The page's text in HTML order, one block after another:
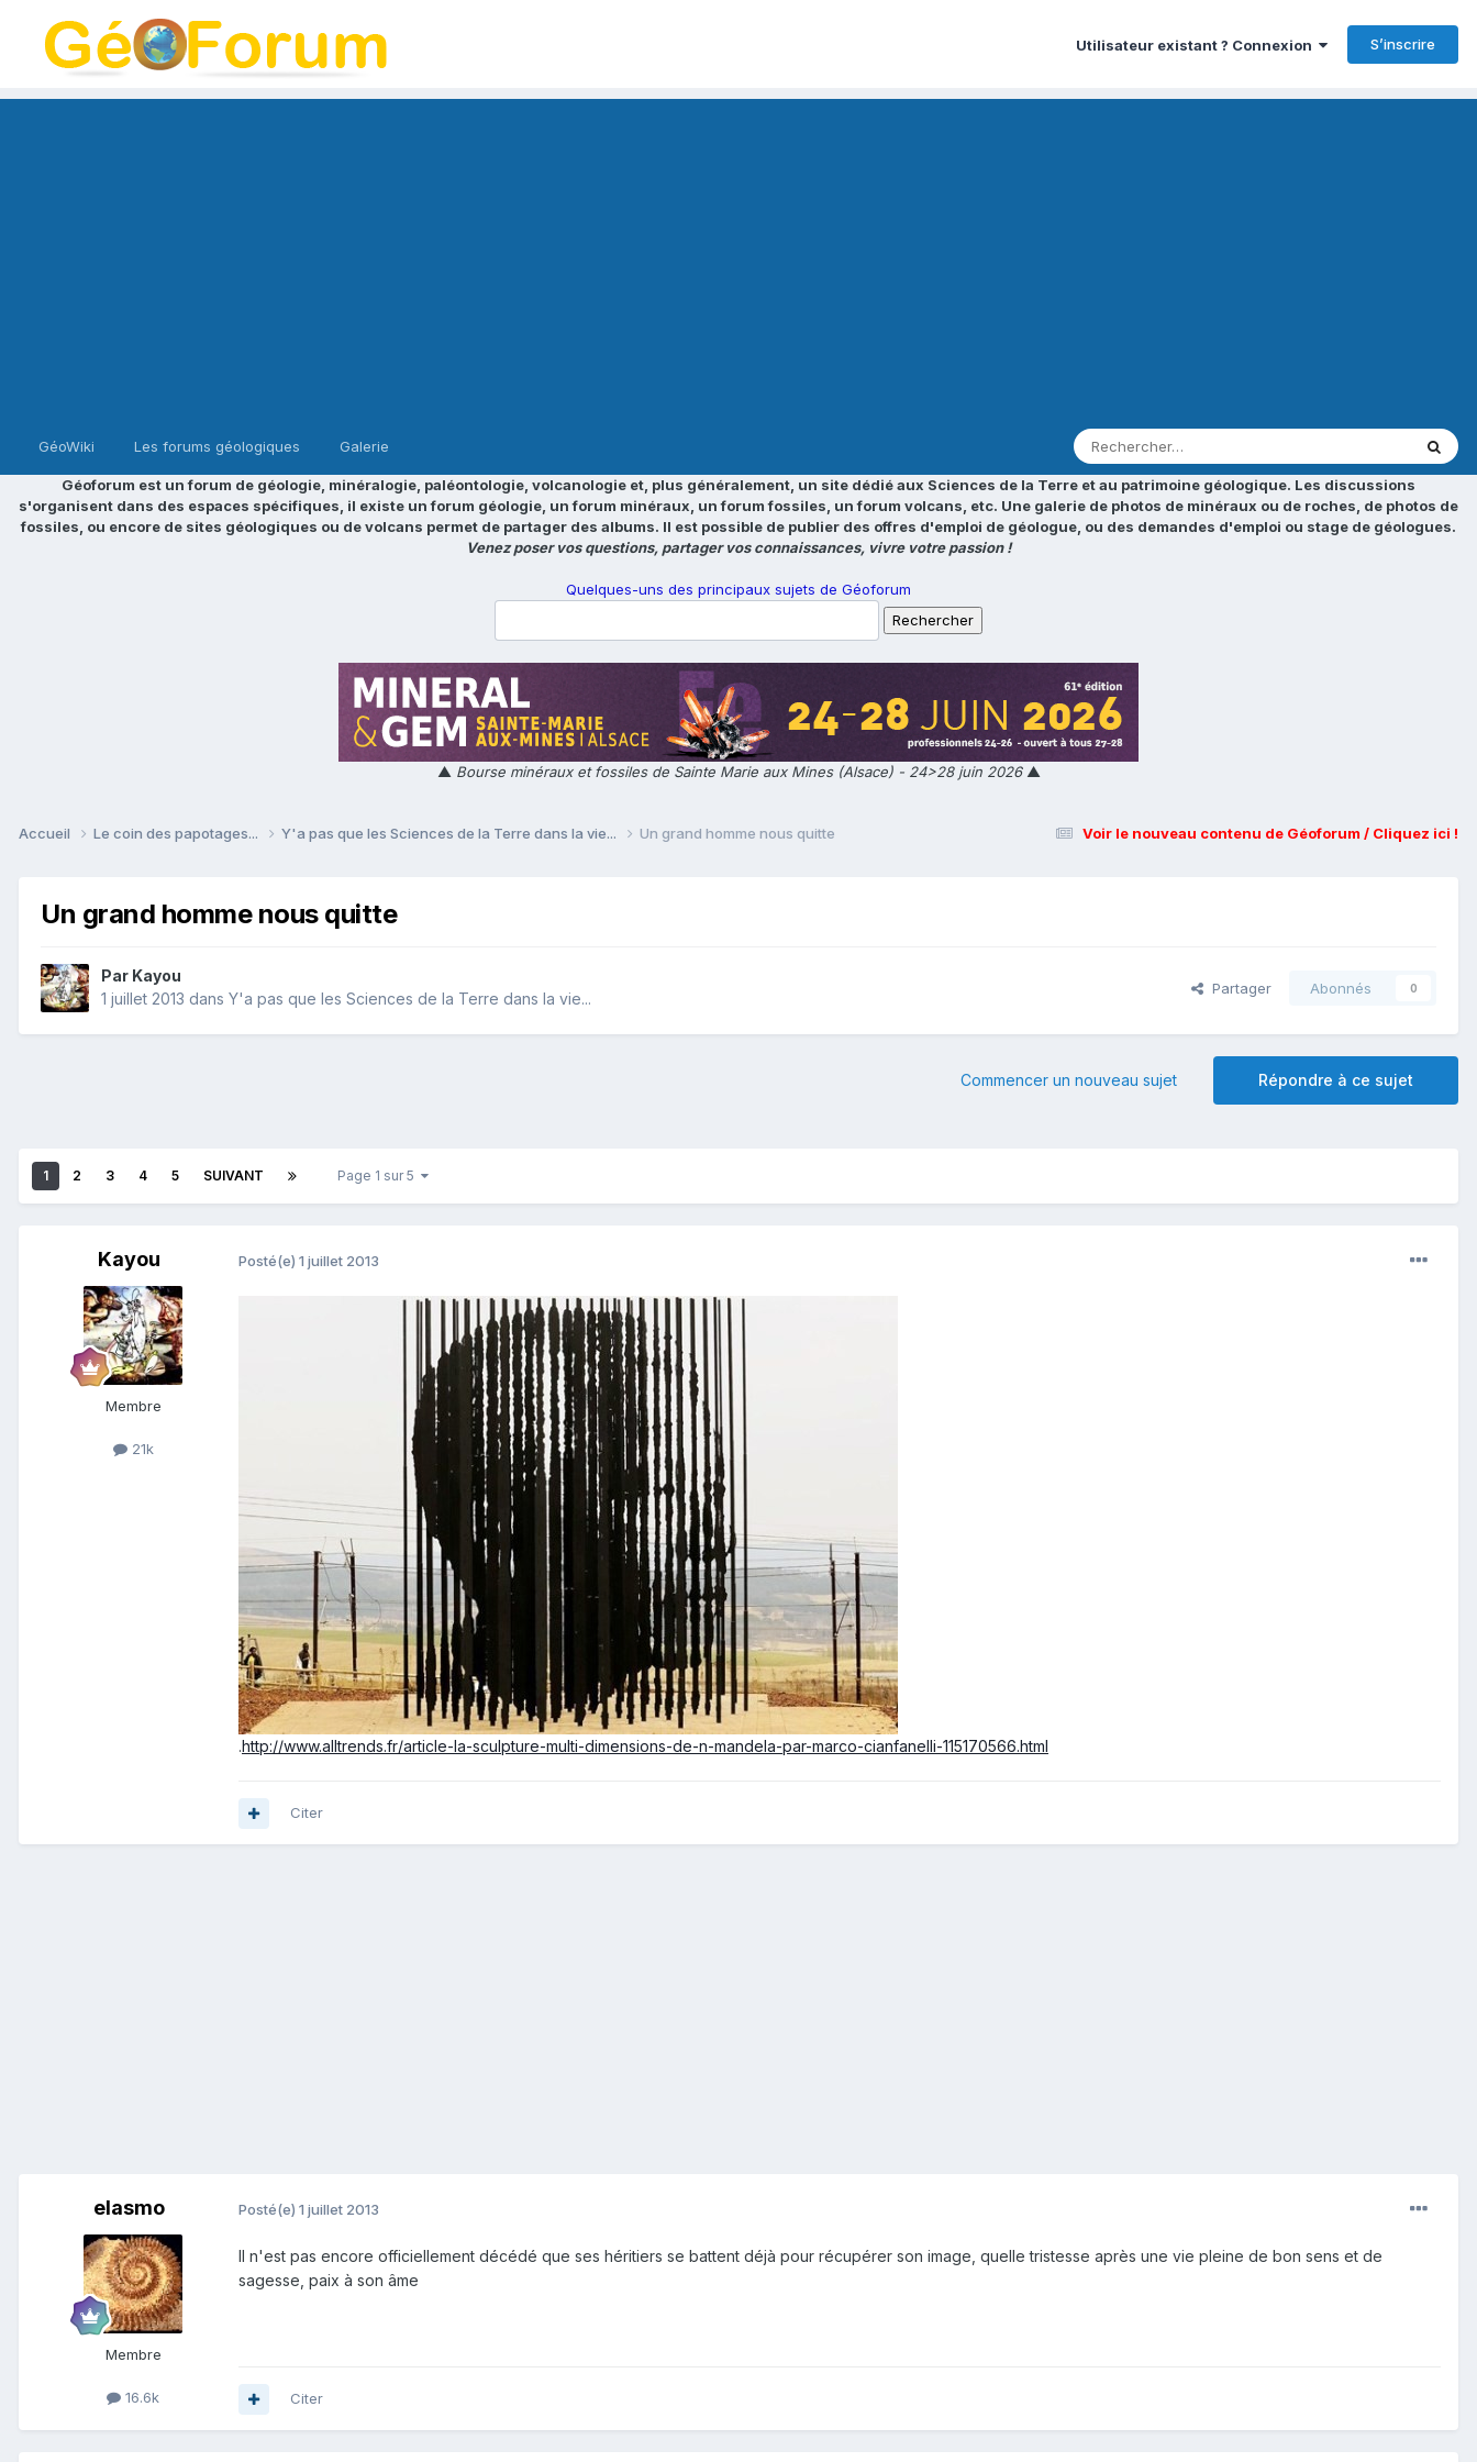
Utilisateur existant ? Connexion S’inscrire
GéoWiki Les forums géologiques Galerie
Géoforum est un forum de géologie, minéralogie, paléontologie, volcanologie et, plus généralement, un site dédié aux Sciences de la Terre et au patrimoine géologique. Les discussions
s'organisent dans des espaces spécifiques, il existe un forum géologie, un forum minéraux, un forum fossiles, un forum volcans, etc. Une galerie de photos de minéraux ou de roches, de photos de
fossiles, ou encore de sites géologiques ou de volcans permet de partager des albums. Il est possible de publier des offres d'emploi de géologue, ou des demandes d'emploi ou stage de géologues.
Venez poser vos questions, partager vos connaissances, vivre votre passion !
Quelques-uns des principaux sujets de Géoforum
▲ Bourse minéraux et fossiles de Sainte Marie aux Mines (Alsace) - 24>28 juin 2026▲
Voir le nouveau contenu de Géoforum / Cliquez ici !
Accueil Le coin des papotages... Y'a pas que les Sciences de la Terre dans la vie... Un grand homme nous quitte
Un grand homme nous quitte
Par Kayou
1 juillet 2013 dans Y'a pas que les Sciences de la Terre dans la vie...
Partager Abonnés 0
Répondre à ce sujet
Commencer un nouveau sujet
1 2 3 4 5 SUIVANT Page 1 sur 5
Kayou
Membre
21k
Posté(e) 1 juillet 2013
.http://www.alltrends.fr/article-la-sculpture-multi-dimensions-de-n-mandela-par-marco-cianfanelli-115170566.html
Citer
elasmo
Membre
16.6k
Posté(e) 1 juillet 2013
Il n'est pas encore officiellement décédé que ses héritiers se battent déjà pour récupérer son image, quelle tristesse après une vie pleine de bon sens et de
sagesse, paix à son âme
Citer